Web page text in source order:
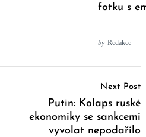
fotku s
by Redakce
Next Post
Putin: Kolaps ruské
ekonomiky se sankcemi
vyvolat nepodařilo